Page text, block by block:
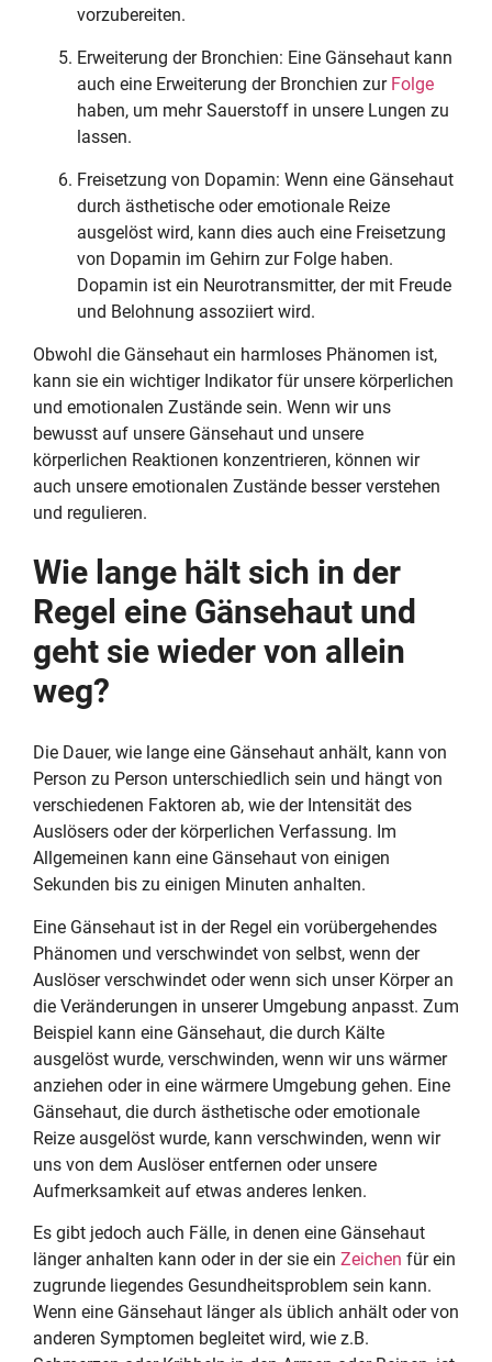
vorzubereiten.
Erweiterung der Bronchien: Eine Gänsehaut kann
auch eine Erweiterung der Bronchien zur Folge
haben, um mehr Sauerstoff in unsere Lungen zu
lassen.
Freisetzung von Dopamin: Wenn eine Gänsehaut
durch ästhetische oder emotionale Reize
ausgelöst wird, kann dies auch eine Freisetzung
von Dopamin im Gehirn zur Folge haben.
Dopamin ist ein Neurotransmitter, der mit Freude
und Belohnung assoziiert wird.
Obwohl die Gänsehaut ein harmloses Phänomen ist,
kann sie ein wichtiger Indikator für unsere körperlichen
und emotionalen Zustände sein. Wenn wir uns
bewusst auf unsere Gänsehaut und unsere
körperlichen Reaktionen konzentrieren, können wir
auch unsere emotionalen Zustände besser verstehen
und regulieren.
Wie lange hält sich in der
Regel eine Gänsehaut und
geht sie wieder von allein
weg?
Die Dauer, wie lange eine Gänsehaut anhält, kann von
Person zu Person unterschiedlich sein und hängt von
verschiedenen Faktoren ab, wie der Intensität des
Auslösers oder der körperlichen Verfassung. Im
Allgemeinen kann eine Gänsehaut von einigen
Sekunden bis zu einigen Minuten anhalten.
Eine Gänsehaut ist in der Regel ein vorübergehendes
Phänomen und verschwindet von selbst, wenn der
Auslöser verschwindet oder wenn sich unser Körper an
die Veränderungen in unserer Umgebung anpasst. Zum
Beispiel kann eine Gänsehaut, die durch Kälte
ausgelöst wurde, verschwinden, wenn wir uns wärmer
anziehen oder in eine wärmere Umgebung gehen. Eine
Gänsehaut, die durch ästhetische oder emotionale
Reize ausgelöst wurde, kann verschwinden, wenn wir
uns von dem Auslöser entfernen oder unsere
Aufmerksamkeit auf etwas anderes lenken.
Es gibt jedoch auch Fälle, in denen eine Gänsehaut
länger anhalten kann oder in der sie ein Zeichen für ein
zugrunde liegendes Gesundheitsproblem sein kann.
Wenn eine Gänsehaut länger als üblich anhält oder von
anderen Symptomen begleitet wird, wie z.B.